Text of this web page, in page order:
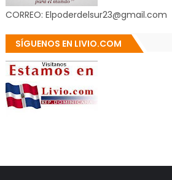
CORREO: Elpoderdelsur23@gmail.com
SÍGUENOS EN LIVIO.COM